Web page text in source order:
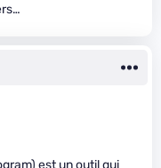
est un outil qui